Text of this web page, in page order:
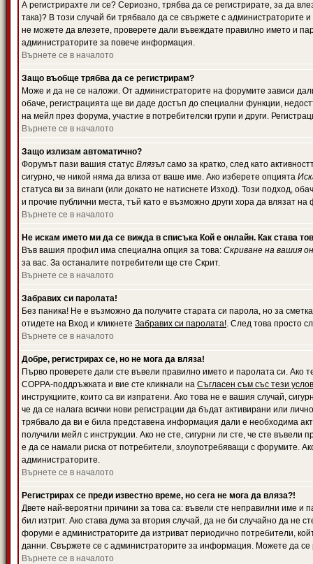
А регистрирахте ли се? Сериозно, трябва да се регистрирате, за да
така)? В този случай би трябвало да се свържете с администраторите
не можете да влезете, проверете дали въвеждате правилно името и
администраторите за повече информация.
Върнете се в началото
Защо въобще трябва да се регистрирам?
Може и да не се наложи. От администраторите на форумите зависи
обаче, регистрацията ще ви даде достъп до специални функции,
на мейл през форума, участие в потребителски групи и други.
Върнете се в началото
Защо излизам автоматично?
Форумът пази вашия статус Влязъл само за кратко, след като
сигурно, че никой няма да влиза от ваше име. Ако изберете опцията
статуса ви за винаги (или докато не натиснете Изход). Този подход,
и прочие публични места, тъй като е възможно други хора да влязат
Върнете се в началото
Не искам името ми да се вижда в списъка Кой е онлайн. Как става
Във вашия профил има специална опция за това: Скриване на вашия
за вас. За останалите потребители ще сте Скрит.
Върнете се в началото
Забравих си паролата!
Без паника! Не е възможно да получите старата си парола, но за
отидете на Вход и кликнете Забравих си паролата!. След това просто
Върнете се в началото
Добре, регистрирах се, но не мога да вляза!
Първо проверете дали сте въвели правилно името и паролата си. Ако
COPPA-поддръжката и вие сте кликнали на Съгласен съм със тези
инструкциите, които са ви изпратени. Ако това не е вашия случай,
че да се налага всички нови регистрации да бъдат активирани или
трябвало да ви е била представена информация дали е необходима
получили мейл с инструкции. Ако не сте, сигурни ли сте, че сте
е да се намали риска от потребители, злоупотребяващи с форумите.
администраторите.
Върнете се в началото
Регистрирах се преди известно време, но сега не мога да вляза?!
Двете най-вероятни причини за това са: въвели сте неправилни име и
бил изтрит. Ако става дума за втория случай, да не би случайно да
форуми е администраторите да изтриват периодично потребители,
данни. Свържете се с администраторите за информация. Можете да се
Върнете се в началото